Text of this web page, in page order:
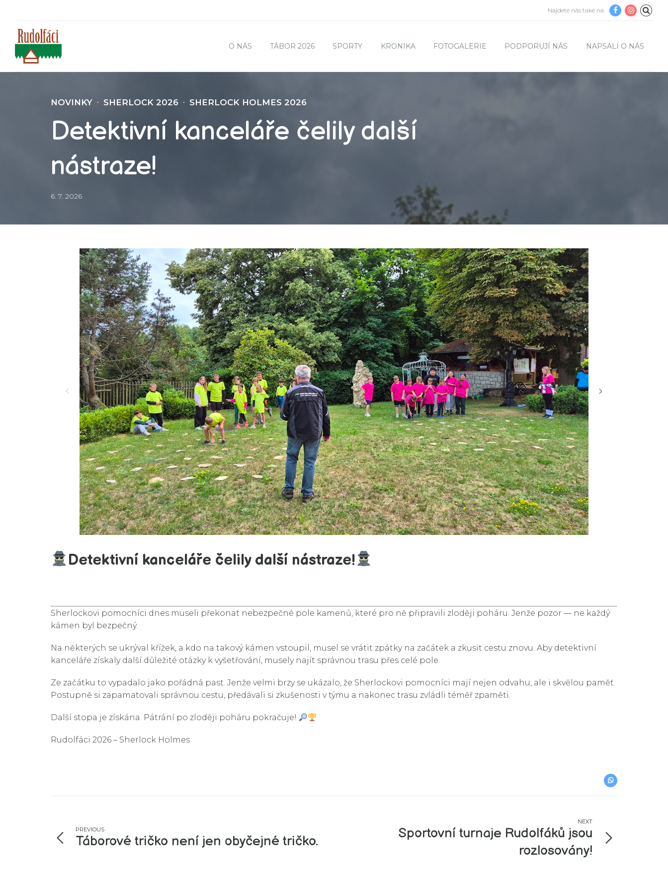
Najdete nás také na
O NÁS TÁBOR 2026 SPORTY KRONIKA FOTOGALERIE PODPORUJÍ NÁS NAPSALI O NÁS
NOVINKY SHERLOCK 2026 SHERLOCK HOLMES 2026
Detektivní kanceláře čelily další
nástraze!
6. 7. 2026
Detektivní kanceláře čelily další nástraze!
Sherlockovi pomocníci dnes museli překonat nebezpečné pole kamenů, které pro ně připravili zloději poháru. Jenže pozor — ne každý
kámen byl bezpečný.
Na některých se ukrýval křížek, a kdo na takový kámen vstoupil, musel se vrátit zpátky na začátek a zkusit cestu znovu. Aby detektivní
kanceláře získaly další důležité otázky k vyšetřování, musely najít správnou trasu přes celé pole.
Ze začátku to vypadalo jako pořádná past. Jenže velmi brzy se ukázalo, že Sherlockovi pomocníci mají nejen odvahu, ale i skvělou paměť.
Postupně si zapamatovali správnou cestu, předávali si zkušenosti v týmu a nakonec trasu zvládli téměř zpaměti.
Další stopa je získána. Pátrání po zloději poháru pokračuje!
Rudolfáci 2026 – Sherlock Holmes
PREVIOUS
Táborové tričko není jen obyčejné tričko.
NEXT
Sportovní turnaje Rudolfáků jsou
rozlosovány!